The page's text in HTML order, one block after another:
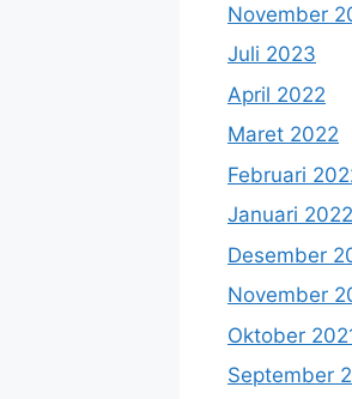
November
Juli 2023
April 2022
Maret 2022
Februari
Januari 2022
Desember
November
Oktober
September